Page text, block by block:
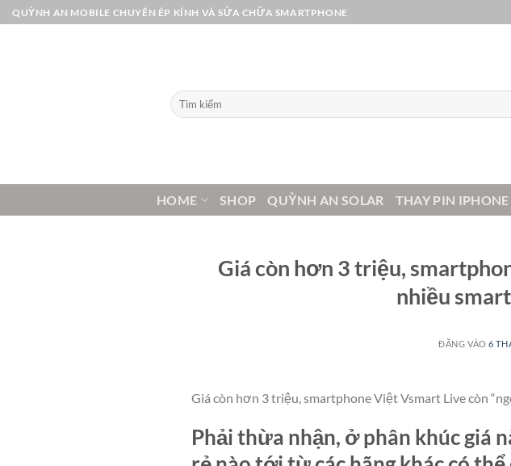
Bỏ
qua
QUỲNH AN MOBILE CHUYÊN ÉP KÍNH VÀ SỬA CHỮA SMARTPHONE
Tìm
kiếm:
HOME SHOP QUỲNH AN SOLAR THAY PIN IPHONE
Giá còn hơn 3 triệu,
nhiều
ĐĂNG VÀO6
Giá còn hơn 3 triệu, smartphone Việt Vsmart Live còn
Phải thừa nhận, ở phân khúc giá